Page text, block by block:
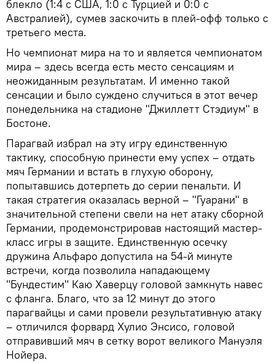
блекло (1:4 с США, 1:0 с Турцией и 0:0 с
Австралией), сумев заскочить в плей-офф только с
третьего места.
Но чемпионат мира на то и является чемпионатом
мира – здесь всегда есть место сенсациям и
неожиданным результатам. И именно такой
сенсации и было суждено случиться в этот вечер
понедельника на стадионе "Джиллетт Стэдиум" в
Бостоне.
Парагвай избрал на эту игру единственную
тактику, способную принести ему успех – отдать
мяч Германии и встать в глухую оборону,
попытавшись дотерпеть до серии пенальти. И
такая стратегия оказалась верной – "Гуарани" в
значительной степени свели на нет атаку сборной
Германии, продемонстрировав настоящий мастер-
класс игры в защите. Единственную осечку
дружина Альфаро допустила на 54-й минуте
встречи, когда позволила нападающему
"Бундестим" Каю Хаверцу головой замкнуть навес
с фланга. Благо, что за 12 минут до этого
парагвайцы и сами провели результативную атаку
– отличился форвард Хулио Энсисо, головой
отправивший мяч в сетку ворот великого Мануэля
Нойера.